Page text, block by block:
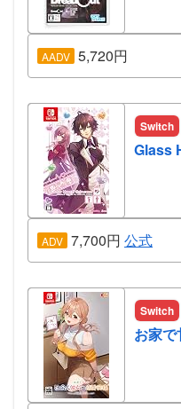
AADV 5,720円
Switch
Glass
ADV 7,700円 公式
Switch
お家